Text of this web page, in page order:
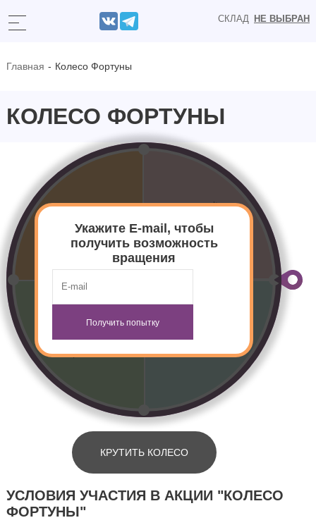
СКЛАД НЕ ВЫБРАН
Главная Колесо Фортуны
КОЛЕСО ФОРТУНЫ
Укажите E-mail, чтобы
получить возможность
вращения
КРУТИТЬ КОЛЕСО
УСЛОВИЯ УЧАСТИЯ В АКЦИИ "КОЛЕСО
ФОРТУНЫ"